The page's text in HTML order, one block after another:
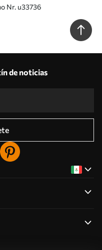
Nr. u33736
de noticias